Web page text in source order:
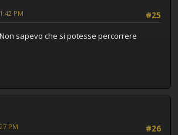
#25
PM
sapevo che si potesse percorrere
#26
PM